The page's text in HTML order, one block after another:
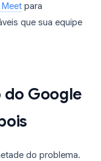
para
que sua equipe
do Google
do problema.